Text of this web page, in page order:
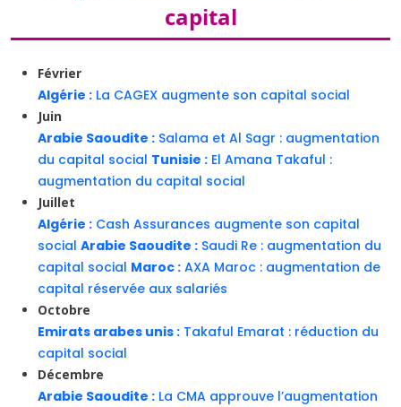
capital
Février
Algérie : La CAGEX augmente son capital social
Juin
Arabie Saoudite : Salama et Al Sagr : augmentation
du capital social Tunisie : El Amana Takaful :
augmentation du capital social
Juillet
Algérie : Cash Assurances augmente son capital
social Arabie Saoudite : Saudi Re : augmentation du
capital social Maroc : AXA Maroc : augmentation de
capital réservée aux salariés
Octobre
Emirats arabes unis : Takaful Emarat : réduction du
capital social
Décembre
Arabie Saoudite : La CMA approuve l’augmentation